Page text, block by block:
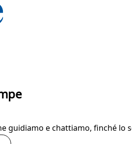
guidiamo e chattiamo, finché lo